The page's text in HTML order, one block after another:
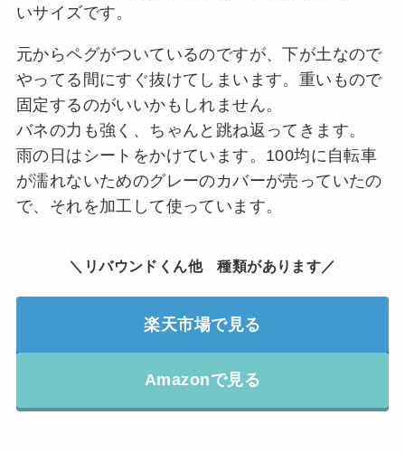
いサイズです。
元からペグがついているのですが、下が土なので
やってる間にすぐ抜けてしまいます。重いもので
固定するのがいいかもしれません。
バネの力も強く、ちゃんと跳ね返ってきます。
雨の日はシートをかけています。100均に自転車
が濡れないためのグレーのカバーが売っていたの
で、それを加工して使っています。
＼リバウンドくん他 種類があります／
楽天市場で見る
Amazonで見る